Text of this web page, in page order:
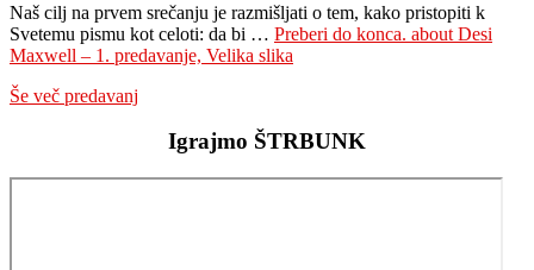
Naš cilj na prvem srečanju je razmišljati o tem, kako pristopiti k
Svetemu pismu kot celoti: da bi … Preberi do konca. about Desi
Maxwell – 1. predavanje, Velika slika
Še več predavanj
Igrajmo ŠTRBUNK